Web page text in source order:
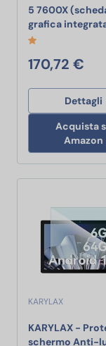
5 7600X
grafica
170,72 €
Dettagli
Acquista
Amazon
KARYLAX
KARYLAX -
schermo Anti-